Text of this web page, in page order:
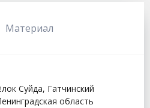
Материал
Суйда, Гатчинский
область